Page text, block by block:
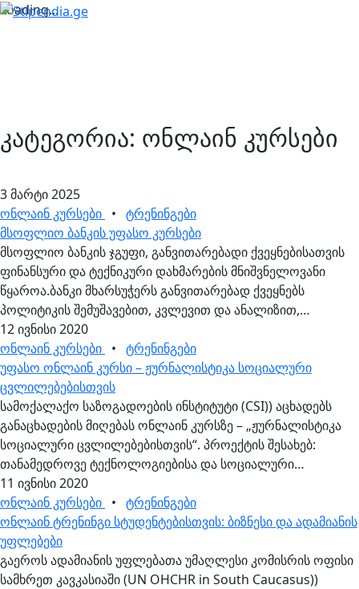
Loading...
კატეგორია: ონლაინ კურსები
3 მარტი 2025
ონლაინ კურსები • ტრენინგები
მსოფლიო ბანკის უფასო კურსები
მსოფლიო ბანკის ჯგუფი, განვითარებადი ქვეყნებისათვის
ფინანსური და ტექნიკური დახმარების მნიშვნელოვანი
წყაროა.ბანკი მხარსუჭერს განვითარებად ქვეყნებს
პოლიტიკის შემუშავებით, კვლევით და ანალიზით,
ტექნიკური დახმარებითა და შესაძლებლობების
განვითარებით. გთავაზობთ მსოფლიო ბანკის ჯგუფის
უფასო...
12 ივნისი 2020
ონლაინ კურსები • ტრენინგები
უფასო ონლაინ კურსი – ჟურნალისტიკა სოციალური
ცვლილებებისთვის
სამოქალაქო საზოგადოების ინსტიტუტი (CSI)) აცხადებს
განაცხადების მიღებას ონლაინ კურსზე – „ჟურნალისტიკა
სოციალური ცვლილებებისთვის“. პროექტის შესახებ:
თანამედროვე ტექნოლოგიებისა და სოციალური
სხვადასხვა პლატფორმების ეპოქაში თითოეული
მოქალაქე არამხოლოდ ინფორმაციის მიმღები, ხშირ
შემთხვევაში ინფორმაციის...
11 ივნისი 2020
ონლაინ კურსები • ტრენინგები
ონლაინ ტრენინგი სტუდენტებისთვის: ბიზნესი და ადამიანის
უფლებები
გაეროს ადამიანის უფლებათა უმაღლესი კომისრის ოფისი
სამხრეთ კავკასიაში (UN OHCHR in South Caucasus))